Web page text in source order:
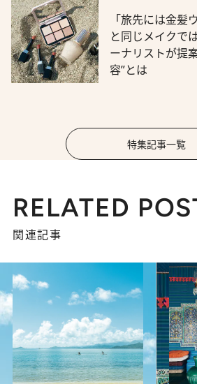
「旅先には金髪
と同じメイクで
ーナリストが提
容”とは
特集記事一覧
RELATED
関連記事